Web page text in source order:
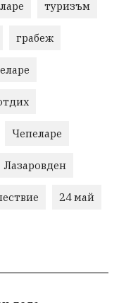
туризъм
грабеж
Чепеларе
Лазаровден
24 май